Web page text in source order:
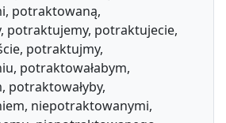
potraktowaną,
potraktujemy, potraktujecie,
potraktujmy,
potraktowałabym,
potraktowałyby,
niepotraktowanymi,